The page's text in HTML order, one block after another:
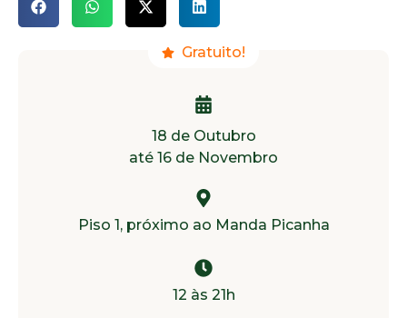
Gratuito!
18 de Outubro
até 16 de Novembro
Piso 1, próximo ao Manda Picanha
12 às 21h